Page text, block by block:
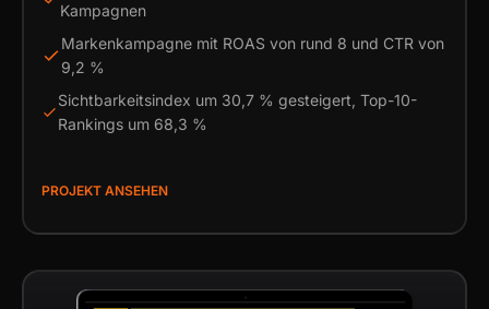
Kampagnen
Markenkampagne mit ROAS von rund 8 und CTR von
9,2 %
Sichtbarkeitsindex um 30,7 % gesteigert, Top-10-
Rankings um 68,3 %
PROJEKT ANSEHEN